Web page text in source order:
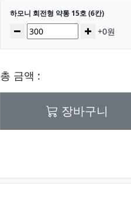
선택된 옵션
하모니 회전형 약통 15호 (6칸)
수량감소 증가+0원
총 금액 :
장바구니